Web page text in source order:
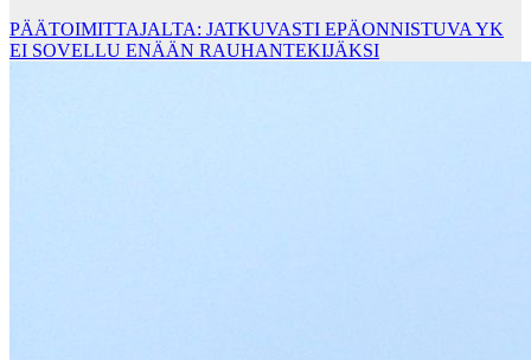
PÄÄTOIMITTAJALTA: JATKUVASTI EPÄONNISTUVA YK
EI SOVELLU ENÄÄN RAUHANTEKIJÄKSI